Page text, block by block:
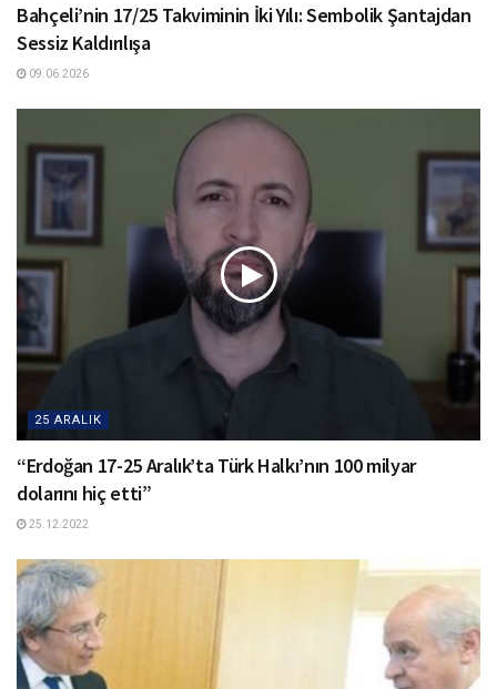
Bahçeli’nin 17/25 Takviminin İki Yılı: Sembolik Şantajdan
Sessiz Kaldırılışa
09.06.2026
25 ARALIK
“Erdoğan 17-25 Aralık’ta Türk Halkı’nın 100 milyar
dolarını hiç etti”
25.12.2022